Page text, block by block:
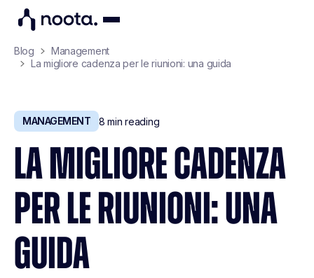
Blog
Management
La migliore cadenza per le riunioni: una guida
MANAGEMENT 8 min reading
LA MIGLIORE CADENZA
PER LE RIUNIONI: UNA
GUIDA